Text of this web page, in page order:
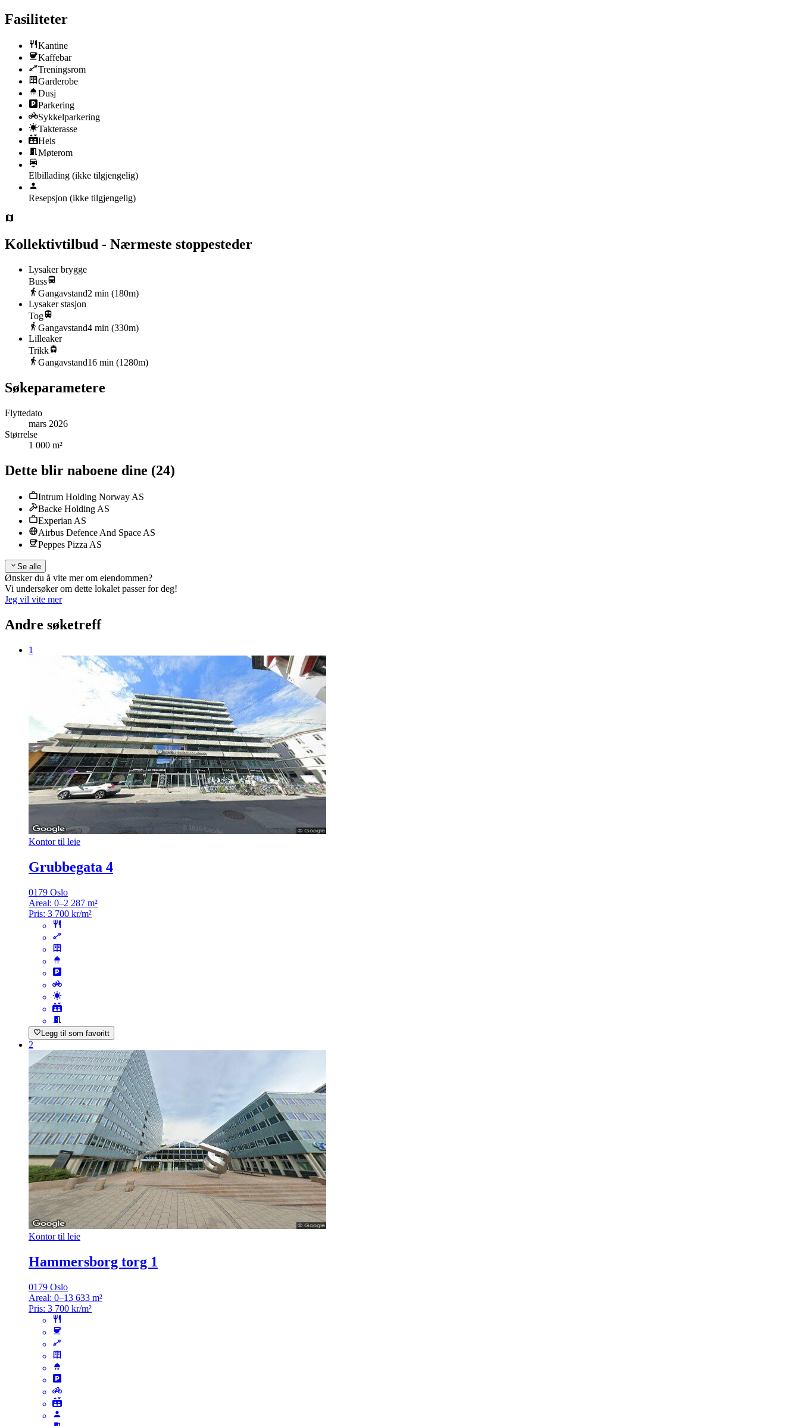
Fasiliteter
Kantine
Kaffebar
Treningsrom
Garderobe
Dusj
Parkering
Sykkelparkering
Takterasse
Heis
Møterom
Elbillading (ikke tilgjengelig)
Resepsjon (ikke tilgjengelig)
Kollektivtilbud - Nærmeste stoppesteder
Lysaker brygge
Buss
Gangavstand2 min (180m)
Lysaker stasjon
Tog
Gangavstand4 min (330m)
Lilleaker
Trikk
Gangavstand16 min (1280m)
Søkeparametere
Flyttedato
mars 2026
Størrelse
1 000 m²
Dette blir naboene dine (24)
Intrum Holding Norway AS
Backe Holding AS
Experian AS
Airbus Defence And Space AS
Peppes Pizza AS
Se alle
Ønsker du å vite mer om eiendommen?
Vi undersøker om dette lokalet passer for deg!
Jeg vil vite mer
Andre søketreff
1
Kontor til leie
Grubbegata 4
0179 Oslo
Areal: 0–2 287 m²
Pris: 3 700 kr/m²
Legg til som favoritt
2
Kontor til leie
Hammersborg torg 1
0179 Oslo
Areal: 0–13 633 m²
Pris: 3 700 kr/m²